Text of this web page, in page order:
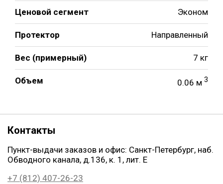
Ценовой сегмент Эконом
Протектор Направленный
Вес (примерный) 7 кг
Объем 0.06 м 3
Контакты
Пункт-выдачи заказов и офис: Санкт-Петербург, наб.
Обводного канала, д.136, к. 1, лит. Е
+7 (812) 407-26-23